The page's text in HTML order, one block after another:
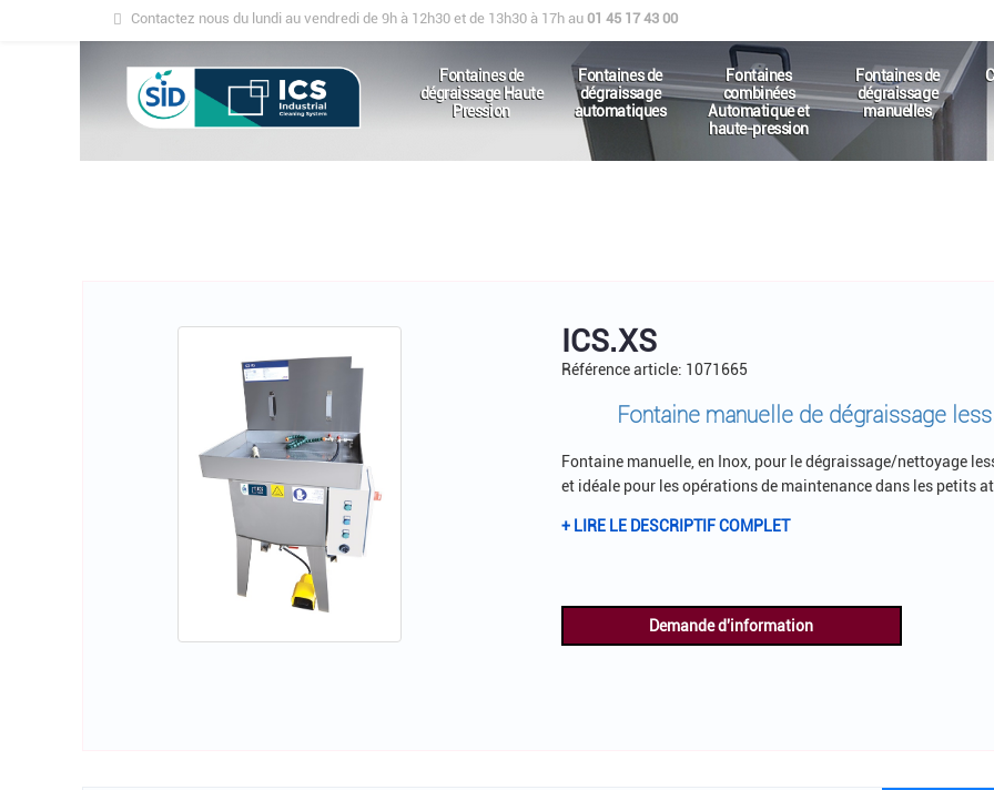
Contactez nous du lundi au vendredi de 9h à 12h30 et de 13h30 à 17h au 01 45 17 43 00
Fontaines de
dégraissage Haute
Pression
Fontaines de
dégraissage
automatiques
Fontaines
combinées
Automatique et
haute-pression
Fontaines de
dégraissage
manuelles
ICS.XS
Référence article: 1071665
Fontaine manuelle de dégraissage
Fontaine manuelle, en Inox, pour le dégraissage/nettoyage
et idéale pour les opérations de maintenance dans les petits
+ LIRE LE DESCRIPTIF COMPLET
Demande d'information